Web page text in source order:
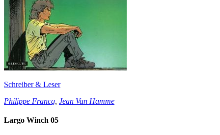
Schreiber & Leser
Philippe Francq Jean Van Hamme
Largo Winch 05